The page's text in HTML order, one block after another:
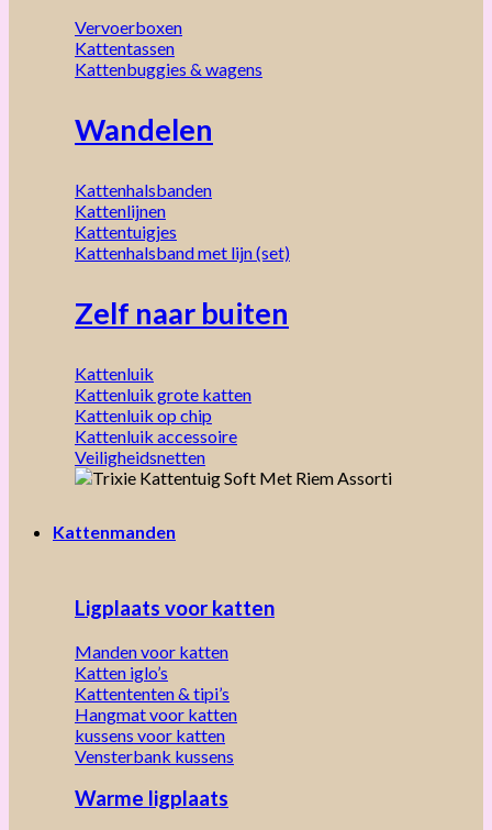
Vervoerboxen
Kattentassen
Kattenbuggies & wagens
Wandelen
Kattenhalsbanden
Kattenlijnen
Kattentuigjes
Kattenhalsband met lijn (set)
Zelf naar buiten
Kattenluik
Kattenluik grote katten
Kattenluik op chip
Kattenluik accessoire
Veiligheidsnetten
Kattenmanden
Ligplaats voor katten
Manden voor katten
Katten iglo’s
Kattententen & tipi’s
Hangmat voor katten
kussens voor katten
Vensterbank kussens
Warme ligplaats